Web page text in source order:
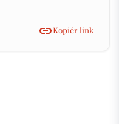
Kopiér link